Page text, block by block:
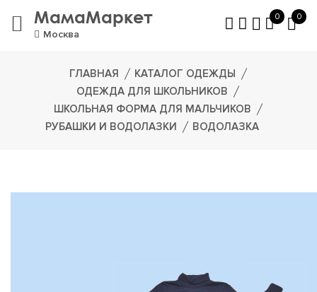
МамаМаркет
Москва
0 0
ГЛАВНАЯ
КАТАЛОГ ОДЕЖДЫ
ОДЕЖДА ДЛЯ ШКОЛЬНИКОВ
ШКОЛЬНАЯ ФОРМА ДЛЯ МАЛЬЧИКОВ
РУБАШКИ И ВОДОЛАЗКИ
ВОДОЛАЗКА